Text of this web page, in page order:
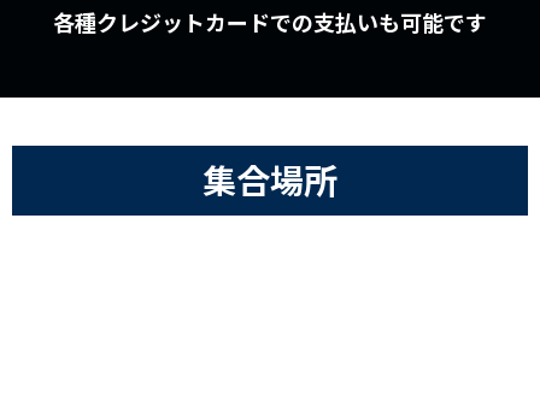
各種クレジットカードでの支払いも可能です
集合場所